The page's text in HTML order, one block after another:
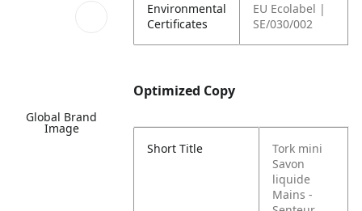
Global Brand
Image
Environmental
Certificates
EU Ecolabel |
SE/030/002
Optimized Copy
Short Title
Tork mini
Savon
liquide
Mains -